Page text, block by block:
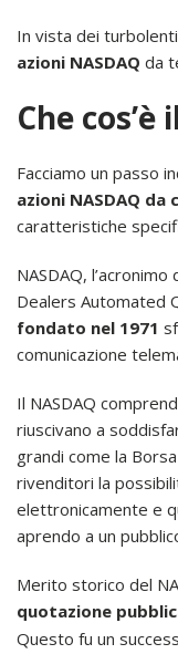
In vista dei
azioni NASDAQ da
Che cos’è
Facciamo un passo
azioni NASDAQ
caratteristiche
NASDAQ,
Dealers Automated
fondato nel 1971
comunicazione
Il NASDAQ
riuscivano a
grandi come la
rivenditori la
elettronicamente e
aprendo a un
Merito storico del
quotazione
Questo fu un